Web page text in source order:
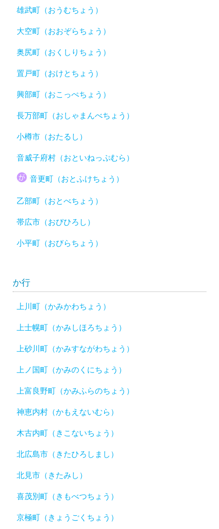
雄武町（おうむちょう）
大空町（おおぞらちょう）
奥尻町（おくしりちょう）
置戸町（おけとちょう）
興部町（おこっぺちょう）
長万部町（おしゃまんべちょう）
小樽市（おたるし）
音威子府村（おといねっぷむら）
音更町（おとふけちょう）
乙部町（おとべちょう）
帯広市（おびひろし）
小平町（おびらちょう）
か行
上川町（かみかわちょう）
上士幌町（かみしほろちょう）
上砂川町（かみすながわちょう）
上ノ国町（かみのくにちょう）
上富良野町（かみふらのちょう）
神恵内村（かもえないむら）
木古内町（きこないちょう）
北広島市（きたひろしまし）
北見市（きたみし）
喜茂別町（きもべつちょう）
京極町（きょうごくちょう）